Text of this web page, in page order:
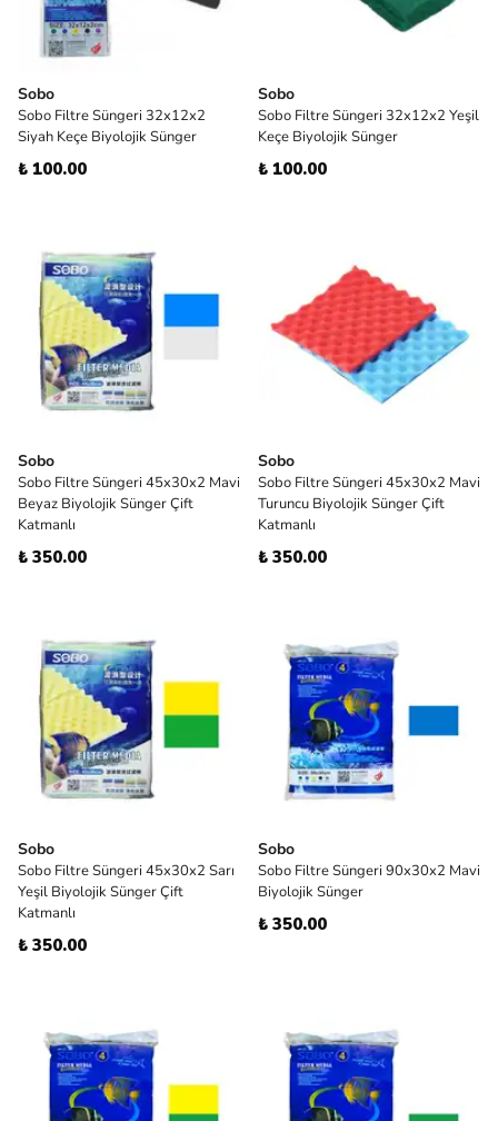
Sobo
Sobo Filtre Süngeri 32x12x2
Siyah Keçe Biyolojik Sünger
₺ 100.00
Sobo
Sobo Filtre Süngeri 32x12x2 Yeşil
Keçe Biyolojik Sünger
₺ 100.00
Sobo
Sobo Filtre Süngeri 45x30x2 Mavi
Beyaz Biyolojik Sünger Çift
Katmanlı
₺ 350.00
Sobo
Sobo Filtre Süngeri 45x30x2 Mavi
Turuncu Biyolojik Sünger Çift
Katmanlı
₺ 350.00
Sobo
Sobo Filtre Süngeri 45x30x2 Sarı
Yeşil Biyolojik Sünger Çift
Katmanlı
₺ 350.00
Sobo
Sobo Filtre Süngeri 90x30x2 Mavi
Biyolojik Sünger
₺ 350.00